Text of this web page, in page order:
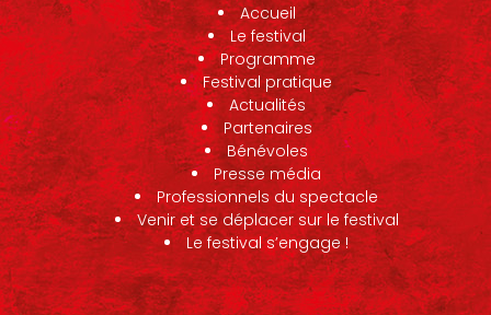
Accueil
Le festival
Programme
Festival pratique
Actualités
Partenaires
Bénévoles
Presse média
Professionnels du spectacle
Venir et se déplacer sur le festival
Le festival s’engage !